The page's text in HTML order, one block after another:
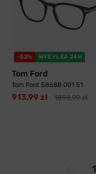
-52% WYSYŁKA 24H
Tom Ford
Tom Ford 5868B 001 51
913,99 zł 1898,99 zł
1